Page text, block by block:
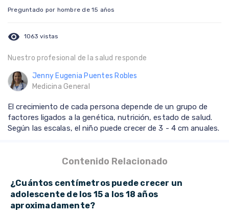
Preguntado por hombre de 15 años
visibility 1063 vistas
Nuestro profesional de la salud responde
Jenny Eugenia Puentes Robles
Medicina General
El crecimiento de cada persona depende de un grupo de
factores ligados a la genética, nutrición, estado de salud.
Según las escalas, el niño puede crecer de 3 - 4 cm anuales.
Contenido Relacionado
¿Cuántos centímetros puede crecer un
adolescente de los 15 a los 18 años
aproximadamente?